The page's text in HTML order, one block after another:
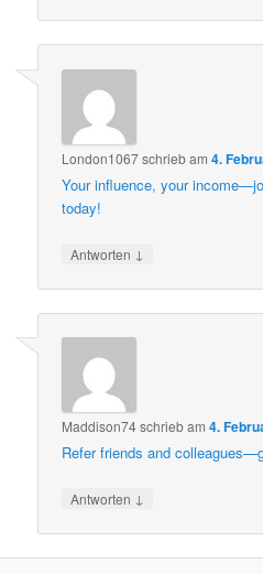
London1067schriebam4.
Your influence, your
today!
Antworten ↓
Maddison74schriebam4.
Refer friends and
Antworten ↓